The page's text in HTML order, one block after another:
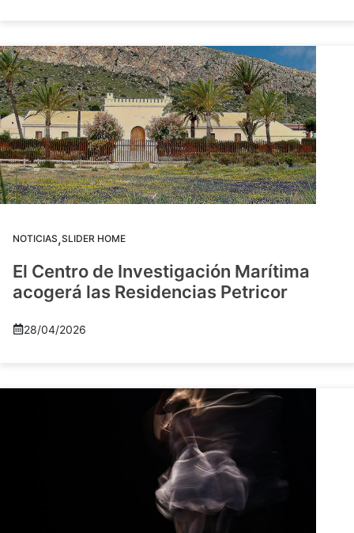
NOTICIAS,SLIDER HOME
El Centro de Investigación Marítima
acogerá las Residencias Petricor
28/04/2026